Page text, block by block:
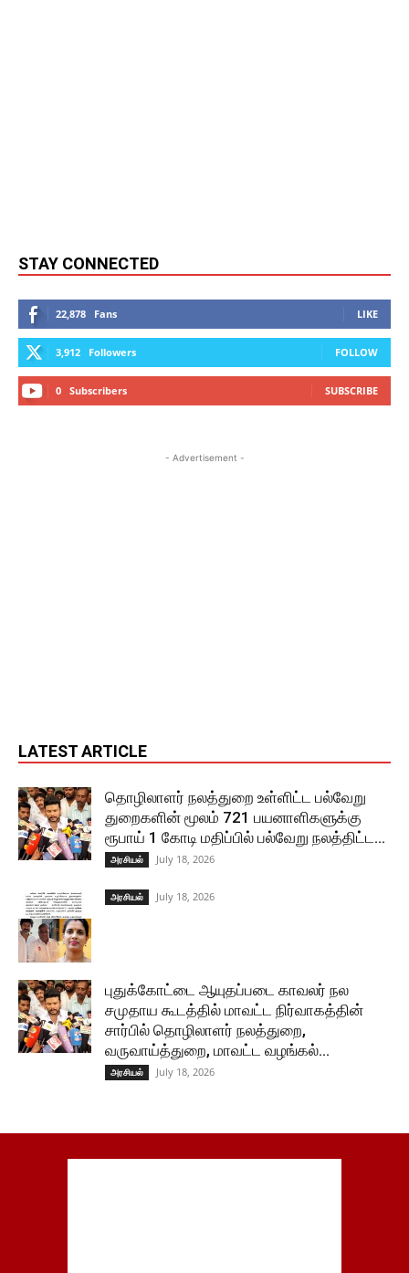
STAY CONNECTED
22,878 Fans LIKE
3,912 Followers FOLLOW
0 Subscribers SUBSCRIBE
- Advertisement -
LATEST ARTICLE
தொழிலாளர் நலத்துறை உள்ளிட்ட பல்வேறு
துறைகளின் மூலம் 721 பயனாளிகளுக்கு
ரூபாய் 1 கோடி மதிப்பில் பல்வேறு நலத்திட்ட...
அரசியல் July 18, 2026
அரசியல் July 18, 2026
புதுக்கோட்டை ஆயுதப்படை காவலர் நல
சமுதாய கூடத்தில் மாவட்ட நிர்வாகத்தின்
சார்பில் தொழிலாளர் நலத்துறை,
வருவாய்த்துறை, மாவட்ட வழங்கல்...
அரசியல் July 18, 2026